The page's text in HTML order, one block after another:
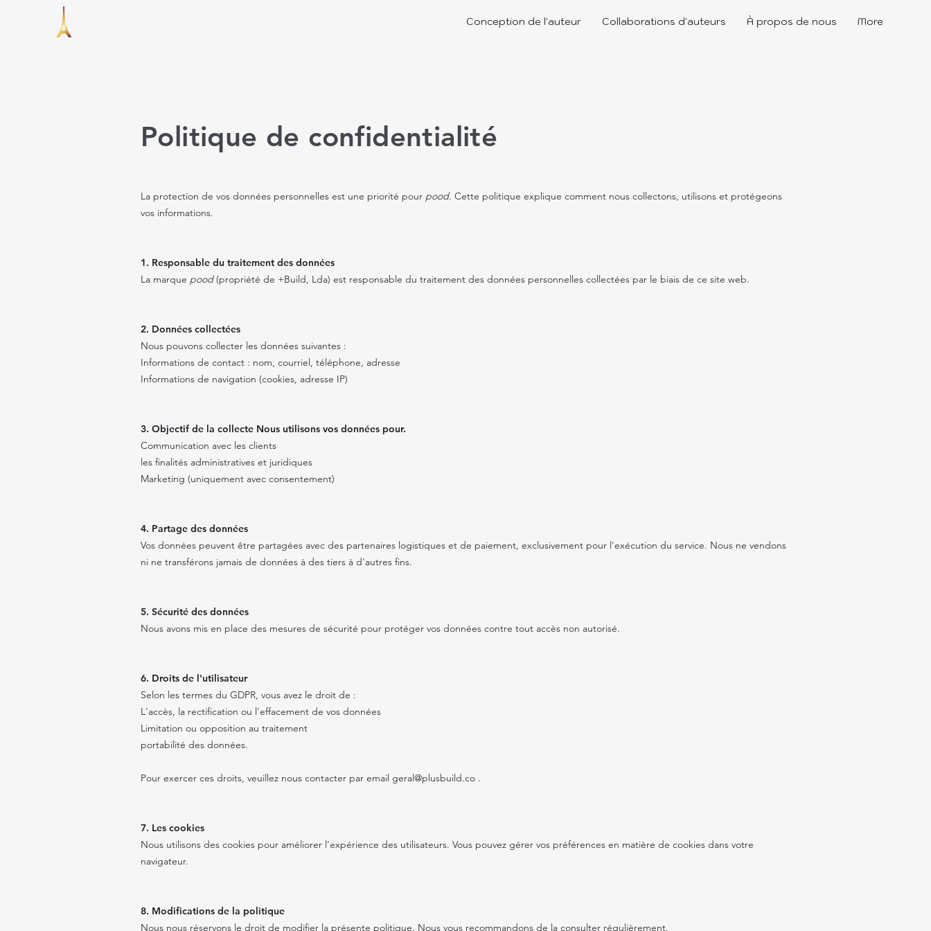
Conception de l'auteur Collaborations d'auteurs À propos de nous More
Politique de confidentialité
La protection de vos données personnelles est une priorité pour pood. Cette politique explique comment nous collectons, utilisons et protégeons
vos informations.
1. Responsable du traitement des données
La marque pood(propriété de +Build, Lda) est responsable du traitement des données personnelles collectées par le biais de ce site web.
2. Données collectées
Nous pouvons collecter les données suivantes :
Informations de contact : nom, courriel, téléphone, adresse
Informations de navigation (cookies, adresse IP)
3. Objectif de la collecte Nous utilisons vos données pour.
Communication avec les clients
les finalités administratives et juridiques
Marketing (uniquement avec consentement)
4. Partage des données
Vos données peuvent être partagées avec des partenaires logistiques et de paiement, exclusivement pour l'exécution du service. Nous ne vendons
ni ne transférons jamais de données à des tiers à d'autres fins.
5. Sécurité des données
Nous avons mis en place des mesures de sécurité pour protéger vos données contre tout accès non autorisé.
6. Droits de l'utilisateur
Selon les termes du GDPR, vous avez le droit de :
L'accès, la rectification ou l'effacement de vos données
Limitation ou opposition au traitement
portabilité des données.
Pour exercer ces droits, veuillez nous contacter par email geral@plusbuild.co .
7. Les cookies
Nous utilisons des cookies pour améliorer l'expérience des utilisateurs. Vous pouvez gérer vos préférences en matière de cookies dans votre
navigateur.
8. Modifications de la politique
Nous nous réservons le droit de modifier la présente politique. Nous vous recommandons de la consulter régulièrement.